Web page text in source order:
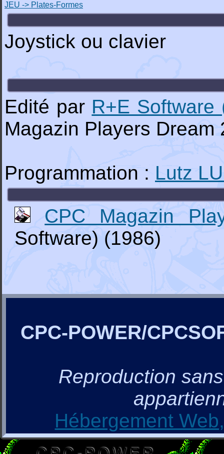
JEU -> Plates-Formes
Joystick ou clavier
Edité par R+E Software
Magazin Players Dream
Programmation : Lutz
CPC Magazin
Software) (1986)
CPC-POWER/
Reproduction
Hébergement